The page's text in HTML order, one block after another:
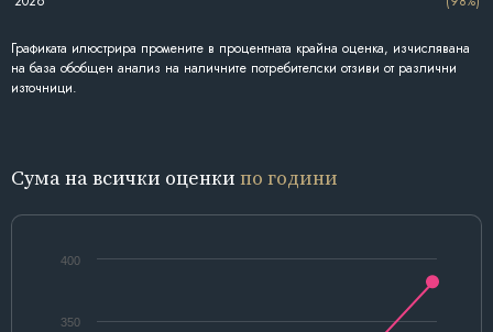
Графиката илюстрира промените в процентната крайна оценка, изчислявана
на база обобщен анализ на наличните потребителски отзиви от различни
източници.
Сума на всички оценки по години
350
400